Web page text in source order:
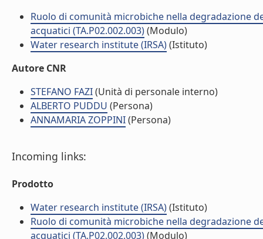
Ruolo di comunità microbiche nella degradazione
acquatici (TA.P02.002.003)(Modulo)
Water research institute (IRSA)(Istituto)
Autore CNR
STEFANO FAZI(Unità di personale interno)
ALBERTO PUDDU (Persona)
ANNAMARIA ZOPPINI(Persona)
Incoming links:
Prodotto
Water research institute (IRSA)(Istituto)
Ruolo di comunità microbiche nella degradazione
acquatici (TA.P02.002.003)(Modulo)